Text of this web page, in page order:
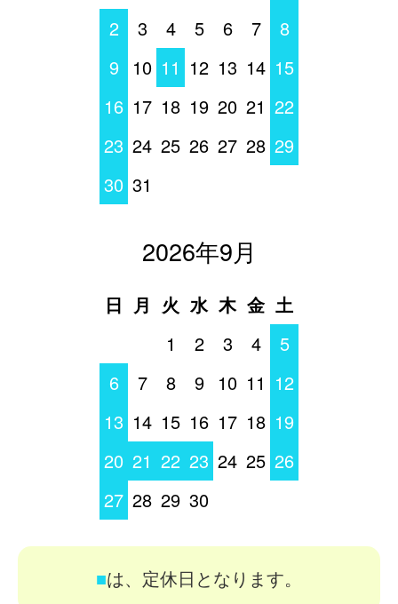
2
3 4 5 6 7
8
9
10 11 12 13 14 15
16 17 18 19 20 21 22
23 24 25 26 27 28 29
30 31
2026年9月
日 月 火 水 木 金 土
1
2 3 4
5
6
7 8 9 10 11 12
13 14 15 16 17 18 19
20 21 22 23 24 25 26
27 28 29 30
■は、定休日となります。